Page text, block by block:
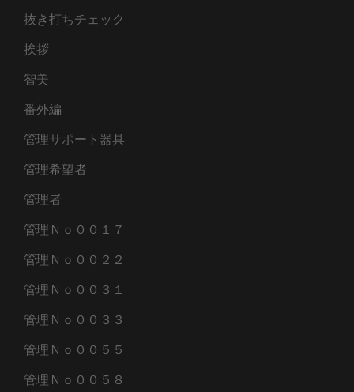
抜き打ちチェック
挨拶
智美
番外編
管理サポート器具
管理希望者
管理者
管理Ｎｏ００１７
管理Ｎｏ００２２
管理Ｎｏ００３１
管理Ｎｏ００３３
管理Ｎｏ００５５
管理Ｎｏ００５８